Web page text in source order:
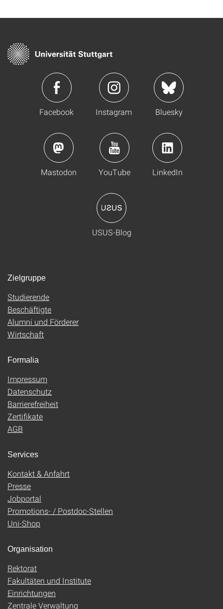
Facebook Instagram Bluesky
Mastodon YouTube LinkedIn
USUS-Blog
Zielgruppe
Studierende
Beschäftigte
Alumni und Förderer
Wirtschaft
Formalia
Impressum
Datenschutz
Barrierefreiheit
Zertifikate
AGB
Services
Kontakt & Anfahrt
Presse
Jobportal
Promotions- / Postdoc-Stellen
Uni-Shop
Organisation
Rektorat
Fakultäten und Institute
Einrichtungen
Zentrale Verwaltung